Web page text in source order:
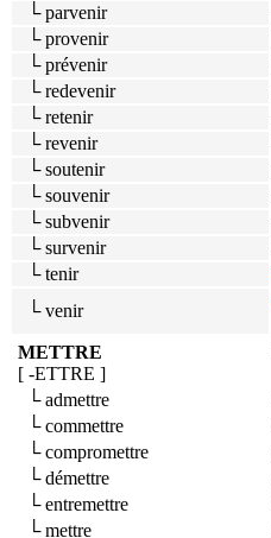
└ parvenir
└ provenir
└ prévenir
└ redevenir
└ retenir
└ revenir
└ soutenir
└ souvenir
└ subvenir
└ survenir
└ tenir
└ venir
METTRE
[ -ETTRE ]
└ admettre
└ commettre
└ compromettre
└ démettre
└ entremettre
└ mettre